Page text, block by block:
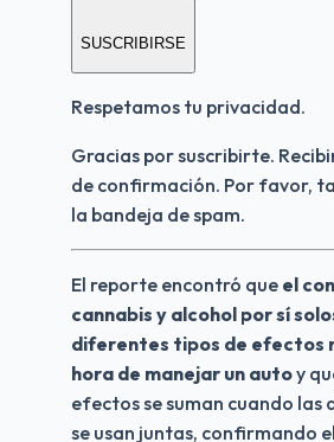
SUSCRIBIRSE
Respetamos tu privacidad.
Gracias por suscribirte.
de confirmación. Por favor,
la bandeja de spam.
El reporte encontró que el
cannabis y alcohol por sí
diferentes tipos de efectos
hora de manejar un auto y
efectos se suman cuando las
se usan juntas, confirmando